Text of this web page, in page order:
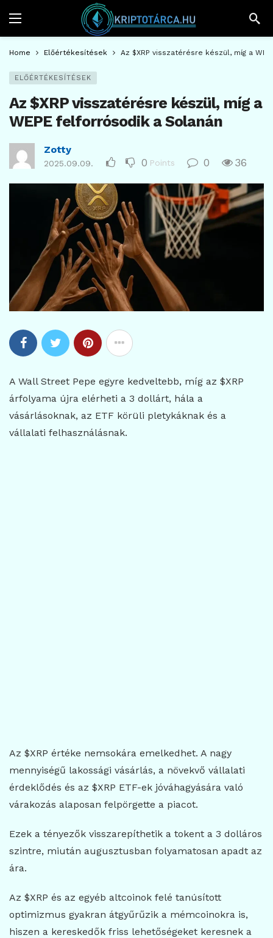
Home Előértékesítések Az $XRP visszatérésre készül, míg a
ELŐÉRTÉKESÍTÉSEK
Az $XRP visszatérésre készül, míg a
WEPE felforrósodik a Solanán
Zotty
2025.09.09. 0 Points 0 36
A Wall Street Pepe egyre kedveltebb, míg az $XRP
árfolyama újra elérheti a 3 dollárt, hála a
vásárlásoknak, az ETF körüli pletykáknak és a
vállalati felhasználásnak.
Az $XRP értéke nemsokára emelkedhet. A nagy
mennyiségű lakossági vásárlás, a növekvő vállalati
érdeklődés és az $XRP ETF-ek jóváhagyására való
várakozás alaposan felpörgette a piacot.
Ezek a tényezők visszarepíthetik a tokent a 3 dolláros
szintre, miután augusztusban folyamatosan apadt az
ára.
Az $XRP és az egyéb altcoinok felé tanúsított
optimizmus gyakran átgyűrűzik a mémcoinokra is,
hiszen a kereskedők friss lehetőségeket keresnek a